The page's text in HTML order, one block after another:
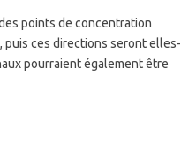
points de concentration
puis ces directions seront elles-
pourraient également être